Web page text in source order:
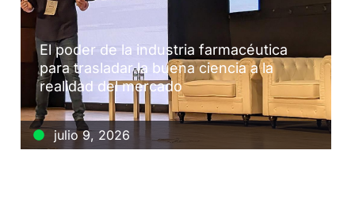
El poder de la industria farmacéutica
para trasladar la buena ciencia a la
realidad del mercado
julio 9, 2026